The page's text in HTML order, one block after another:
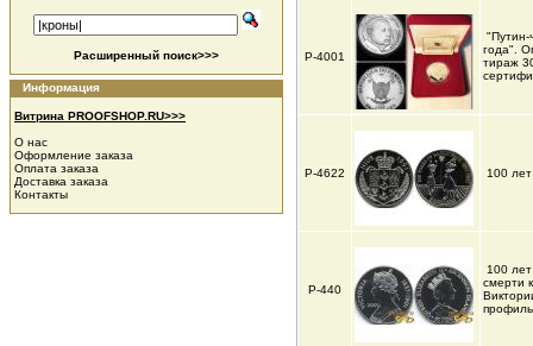
Расширенный поиск>>>
Информация
Витрина PROOFSHOP.RU>>>
О нас
Оформление заказа
Оплата заказа
Доставка заказа
Контакты
Р-4001
"Путин-
года".
тираж
Р-4622 100
Р-440
100
смерти